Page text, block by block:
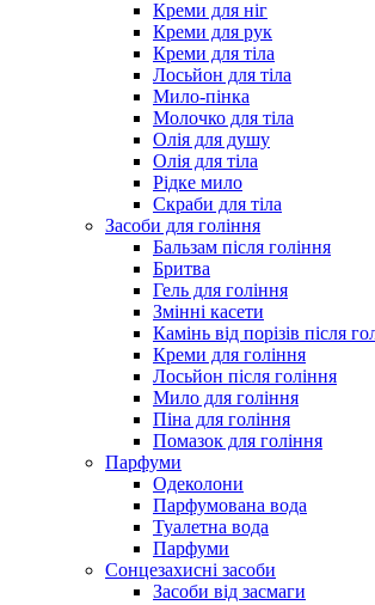
Креми для ніг
Креми для рук
Креми для тіла
Лосьйон для тіла
Мило-пінка
Молочко для тіла
Олія для душу
Олія для тіла
Рідке мило
Скраби для тіла
Засоби для гоління
Бальзам після гоління
Бритва
Гель для гоління
Змінні касети
Камінь від порізів після
Креми для гоління
Лосьйон після гоління
Мило для гоління
Піна для гоління
Помазок для гоління
Парфуми
Одеколони
Парфумована вода
Туалетна вода
Парфуми
Сонцезахисні засоби
Засоби від засмаги